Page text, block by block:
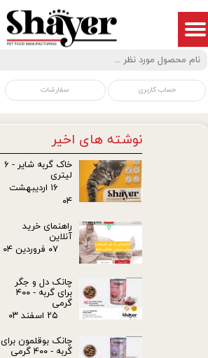
حساب کاربری سفارشات
نوشته های اخیر
خاک گربه شایر - ۶
لیتری
۱۶ اردیبهشت
۰۴
راهنمای خرید
آنلاین
۰۷ فروردین ۰۴
چانک دل و جگر
برای گربه - ۴۰۰
گرمی
۲۵ اسفند ۰۳
چانک بوقلمون برای
گربه - ۴۰۰ گرمی